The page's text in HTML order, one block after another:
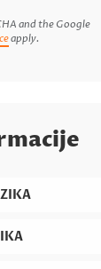
and the Google
apply.